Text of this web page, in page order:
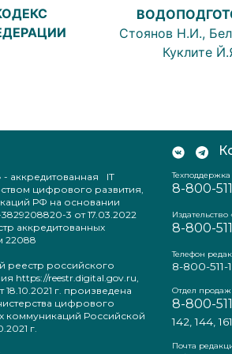
Стоянов Н.И.,
Куклите
аккредитованная IT
цифрового развития,
РФ на основании
3 от 17.03.2022
аккредитованных
22088
реестр российского
https://reestr.digital.gov.ru,
18.10.2021 г. произведена
цифрового
коммуникаций Российской
г.
Техподдержка
8-800-
8-800-
Телефон
8-800-511-
Отдел продаж
8-800-
142, 144,
Почта